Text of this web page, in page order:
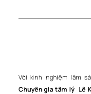
Với kinh nghiệm lâm
Chuyên gia tâm lý Lê